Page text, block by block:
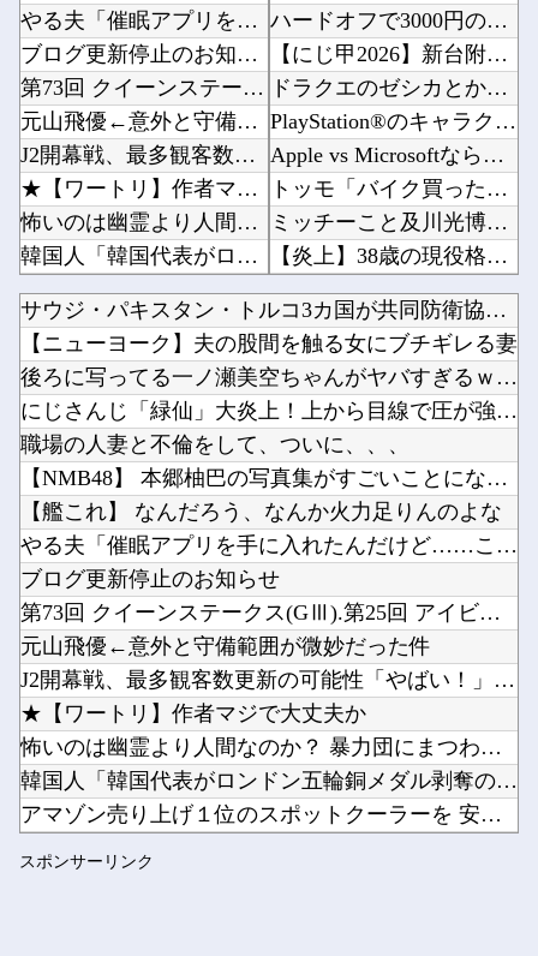
やる夫「催眠アプリを手に入れたんだけど……これ必要だった？」 第29話
ブログ更新停止のお知らせ
第73回 クイーンステークス(GⅢ).第25回 アイビスサマーダッシュ(GⅢ)
元山飛優←意外と守備範囲が微妙だった件
J2開幕戦、最多観客数更新の可能性「やばい！」 チケット6万超えが発券「見間違いじゃない？...
★【ワートリ】作者マジで大丈夫か
怖いのは幽霊より人間なのか？ 暴力団にまつわる怖い話傑作7選
韓国人「韓国代表がロンドン五輪銅メダル剥奪の危機！海外メディアが『時効の壁を越えてIOCの...
アマゾン売り上げ１位のスポットクーラーを 安く買った 今日設置する 予定だが多少でも涼しく...
【ライブ】 「IDOL WORLD SUPER FESTIVAL 2026」京王アリーナT...
【ひめごう 最終回】 第24話 感想 願いを叶える流星群【姫様“拷問”の時間です 2期】
Powered by livedoor 相互RSS
ハードオフで3000円のこのノートパソコン見つけたんだけどどうですか？他
【にじ甲2026】新台附属フリーズ高校にふさわしい激アツ寄せ書きで全力応援！他
ドラクエのゼシカとかいう人気キャラwww他
PlayStation®のキャラクターたちは、みんなで海に行くそうですよ?他
Apple vs Microsoftならどっちが強いんや？他
トッモ「バイク買ったわ！見てやこれ！」ワイ「これスクーターじゃん…」他
ミッチーこと及川光博さん、56歳で再婚→新しい命まで授かるｗｗｗｗｗ他
【炎上】38歳の現役格闘家さん「批判覚悟で言います。19歳の彼女と結婚しました」→案の定オ...
ダークゴシックな2D弾幕STG『カラドリウス2』発売決定！他
西川貴教アニキ、ミュージックステーションで”魅惑のマーメイド達と限界突破”してしまうｗｗｗ...
デジモンがここにきて過去最高益、2000年のアニメ放送当時を上回る他
【ウマ娘】海外の絵師が描いた味付けの濃いウマ娘からしか得られない栄養素はある他
【悲報】佐藤二朗さん主演の「踊る」スピンオフ作品、結局撮影中止が決定wwwwwwwwwww...
【お誕生日】逢田さん（34）の奇行・奇言で打線組んだ・・・他
【速報】日本赤十字社、韓国に超希少血液Jr(a-)を提供「韓国内では適合する血液を確保でき...
ワンピース原作者・尾田栄一郎「飛行能力が5種しか確認されてないのはペルが聞いた範囲なだけ」...
Powered by livedoor 相互RSS
サウジ・パキスタン・トルコ3カ国が共同防衛協定締結…「イスラ...
【ニューヨーク】夫の股間を触る女にブチギレる妻
後ろに写ってる一ノ瀬美空ちゃんがヤバすぎるｗ【乃木坂46】
にじさんじ「緑仙」大炎上！上から目線で圧が強い返信「もうすで...
職場の人妻と不倫をして、ついに、、、
【NMB48】 本郷柚巴の写真集がすごいことになってる
【艦これ】 なんだろう、なんか火力足りんのよな
やる夫「催眠アプリを手に入れたんだけど……これ必要だった？」...
ブログ更新停止のお知らせ
第73回 クイーンステークス(GⅢ).第25回 アイビスサマ...
元山飛優←意外と守備範囲が微妙だった件
J2開幕戦、最多観客数更新の可能性「やばい！」 チケット6万...
★【ワートリ】作者マジで大丈夫か
怖いのは幽霊より人間なのか？ 暴力団にまつわる怖い話傑作7選
韓国人「韓国代表がロンドン五輪銅メダル剥奪の危機！海外メディ...
アマゾン売り上げ１位のスポットクーラーを 安く買った 今日設...
【ライブ】 「IDOL WORLD SUPER FESTIV...
スポンサーリンク